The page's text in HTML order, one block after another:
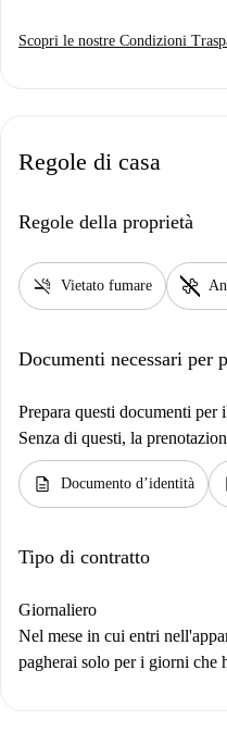
Scopri le nostre Condizioni
Regole di casa
Regole della proprietà
smoke_free Vietato fumare pet_supplies
Documenti necessari per
Prepara questi documenti per
Senza di questi, la
description Documento d’identità
Tipo di contratto
Giornaliero
Nel mese in cui entri
pagherai solo per i giorni che